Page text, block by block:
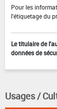
Pour les
l'étiquetage du
Le titulaire de
données de
Usages /